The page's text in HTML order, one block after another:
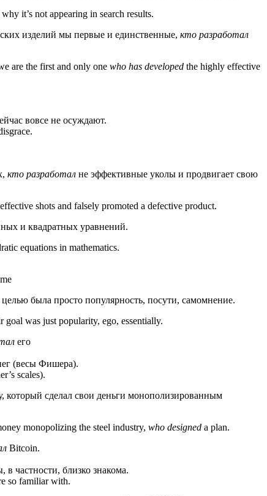
it’s not appearing in search results.
изделий мы первые и единственные, кто разработал
are the first and only one who has developed the highly effective
вовсе не осуждают.
кто разработал не эффективные уколы и продвигает свою
shots and falsely promoted a defective product.
и квадратных уравнений.
equations in mathematics.
была просто популярность, посути, самомнение.
goal was just popularity, ego, essentially.
его
(весы Фишера).
scales).
сделал свои деньги монополизированным
monopolizing the steel industry, who designed a plan.
Bitcoin.
частности, близко знакома.
so familiar with.